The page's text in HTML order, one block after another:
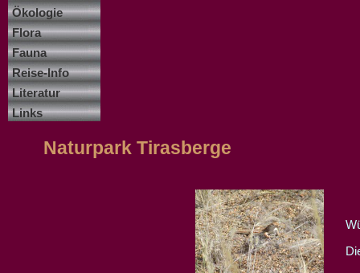
Ökologie
Flora
Fauna
Reise-Info
Literatur
Links
Naturpark Tirasberge